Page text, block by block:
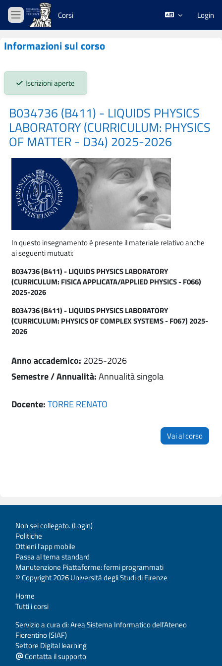
Vai al contenuto principale
Pannello laterale
Corsi Login
Informazioni sul corso
Stato iscrizioni:
Iscrizioni aperte
B034736 (B411) - LIQUIDS PHYSICS
LABORATORY (CURRICULUM: PHYSICS
OF MATTER - D34) 2025-2026
In questo insegnamento è presente il materiale relativo anche
ai seguenti mutuati:
B034736 (B411) - LIQUIDS PHYSICS LABORATORY
(CURRICULUM: FISICA APPLICATA/APPLIED PHYSICS - F066)
2025-2026
B034736 (B411) - LIQUIDS PHYSICS LABORATORY
(CURRICULUM: PHYSICS OF COMPLEX SYSTEMS - F067) 2025-
2026
Anno accademico: 2025-2026
Semestre / Annualità:Annualità singola
Docente:TORRE RENATO
Vai al corso
Non sei collegato. (Login)
Politiche
Ottieni l'app mobile
Passa al tema standard
Manutenzione Piattaforme: fermi programmati
© Copyright 2026 Università degli Studi di Firenze
Home
Tutti i corsi
Servizio a cura di: Area Sistema Informatico dell’Ateneo
Fiorentino (SIAF)
Settore Digital learning
Contatta il supporto